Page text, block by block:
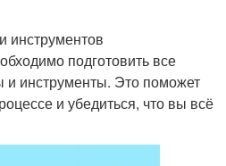
инструментов
подготовить все
инструменты. Это поможет
и убедиться, что вы всё